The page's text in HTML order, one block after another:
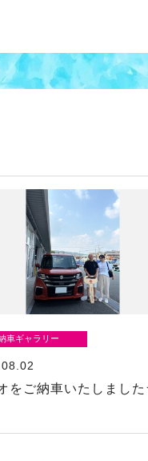
車ギャラリー
をご納車いたしまし